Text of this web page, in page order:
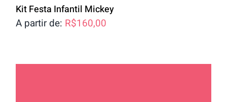
Kit Festa Infantil Mickey
A partir de: R$160,00